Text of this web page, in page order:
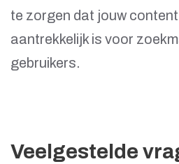
te zorgen dat jouw
aantrekkelijk is voor
gebruikers.
Veelgestelde